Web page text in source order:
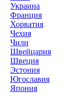
Украина
Франция
Хорватия
Чехия
Чили
Швейцария
Швеция
Эстония
Югославия
Япония